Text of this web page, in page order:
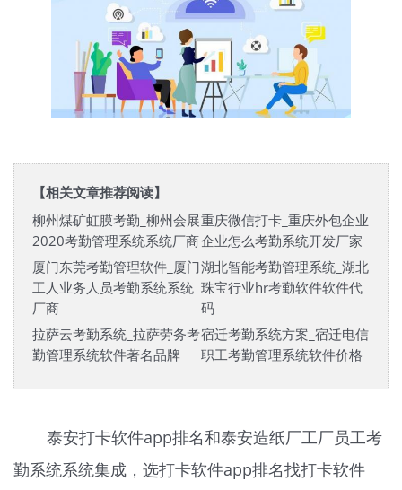
【相关文章推荐阅读】
柳州煤矿虹膜考勤_柳州会展
2020考勤管理系统系统厂商
重庆微信打卡_重庆外包企业
企业怎么考勤系统开发厂家
厦门东莞考勤管理软件_厦门
工人业务人员考勤系统系统
厂商
湖北智能考勤管理系统_湖北
珠宝行业hr考勤软件软件代
码
拉萨云考勤系统_拉萨劳务考
勤管理系统软件著名品牌
宿迁考勤系统方案_宿迁电信
职工考勤管理系统软件价格
泰安打卡软件app排名和泰安造纸厂工厂员工考
勤系统系统集成，选打卡软件app排名找打卡软件